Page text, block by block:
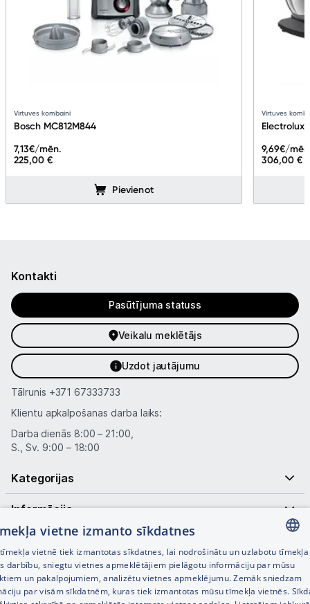
Virtuves kombaini
Bosch MC812M844
225,00 €
7,13€/mēn.
Pievienot
Virtuves
Electrolux
306,00 €
9,69€/
Kontakti
Pasūtījuma statuss
Veikalu meklētājs
Uzdot jautājumu
Tālrunis +371 67333733
Klientu apkalpošanas darba laiks:
Darba dienās 8:00 – 21:00,
S., Sv. 9:00 – 18:00
Kategorijas
Informācija
Noderīgas saites
LATVIAN
RUSSIAN
vietne izmanto sīkdatnes
vietnē tiek izmantotas sīkdatnes, lai nodrošinātu un uzlabotu tīmekļa
darbību, sniegtu vietnes apmeklētājiem pielāgotu informāciju par mūsu
un pakalpojumiem, analizētu vietnes apmeklējumu. Zemāk sniedzam
par visām sīkdatnēm, kuras tiek izmantotas mūsu tīmekļa vietnēs.